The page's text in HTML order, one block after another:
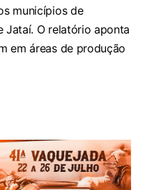
municípios de
Jataí. O relatório aponta
em áreas de produção